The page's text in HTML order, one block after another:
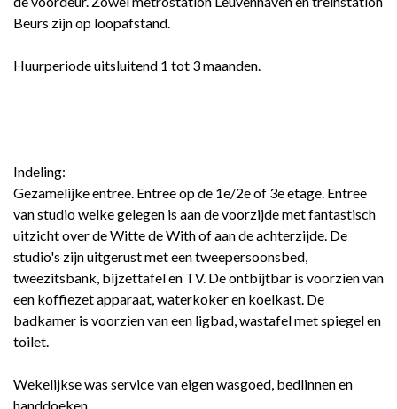
Beurs zijn op loopafstand.
Huurperiode uitsluitend 1 tot 3 maanden.
Indeling:
Gezamelijke entree. Entree op de 1e/2e of 3e etage. Entree
van studio welke gelegen is aan de voorzijde met fantastisch
uitzicht over de Witte de With of aan de achterzijde. De
studio's zijn uitgerust met een tweepersoonsbed,
tweezitsbank, bijzettafel en TV. De ontbijtbar is voorzien van
een koffiezet apparaat, waterkoker en koelkast. De
badkamer is voorzien van een ligbad, wastafel met spiegel en
toilet.
Wekelijkse was service van eigen wasgoed, bedlinnen en
handdoeken.